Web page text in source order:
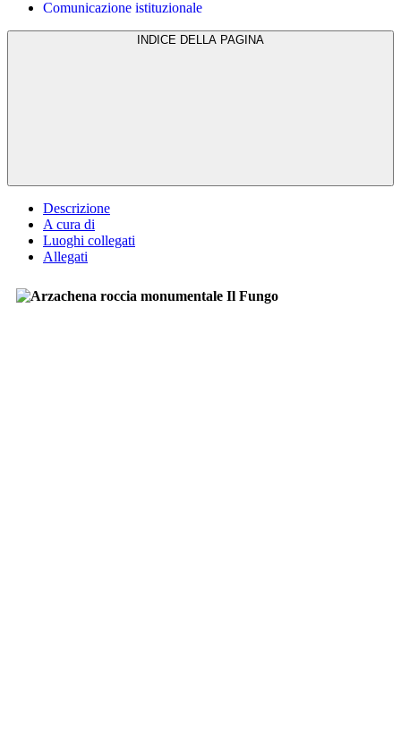
Comunicazione istituzionale
Descrizione
A cura di
Luoghi collegati
Allegati